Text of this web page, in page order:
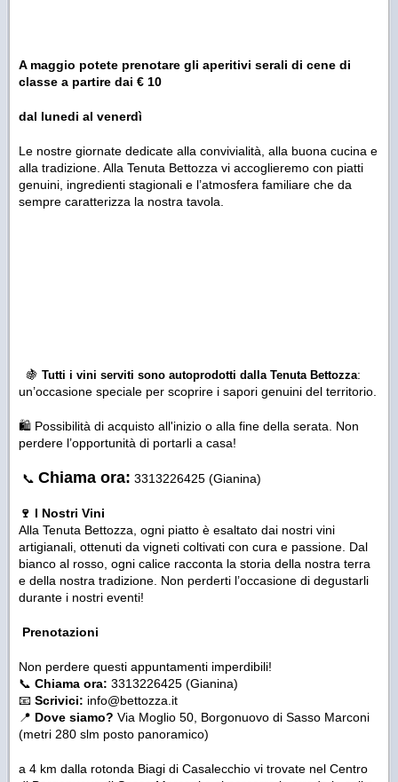
A maggio potete prenotare gli aperitivi serali di cene di
classe a partire dai € 10
dal lunedi al venerdì
Le nostre giornate dedicate alla convivialità, alla buona cucina e
alla tradizione. Alla Tenuta Bettozza vi accoglieremo con piatti
genuini, ingredienti stagionali e l’atmosfera familiare che da
sempre caratterizza la nostra tavola.
🍇 Tutti i vini serviti sono autoprodotti dalla Tenuta Bettozza:
un’occasione speciale per scoprire i sapori genuini del territorio.
🛍️ Possibilità di acquisto all'inizio o alla fine della serata. Non
perdere l’opportunità di portarli a casa!
📞 Chiama ora: 3313226425 (Gianina)
🍷 I Nostri Vini
Alla Tenuta Bettozza, ogni piatto è esaltato dai nostri vini
artigianali, ottenuti da vigneti coltivati con cura e passione. Dal
bianco al rosso, ogni calice racconta la storia della nostra terra
e della nostra tradizione. Non perderti l’occasione di degustarli
durante i nostri eventi!
Prenotazioni
Non perdere questi appuntamenti imperdibili!
📞 Chiama ora: 3313226425 (Gianina)
📧 Scrivici: info@bettozza.it
📍 Dove siamo? Via Moglio 50, Borgonuovo di Sasso Marconi
(metri 280 slm posto panoramico)
a 4 km dalla rotonda Biagi di Casalecchio vi trovate nel Centro